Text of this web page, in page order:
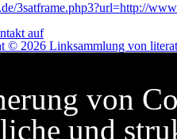
3satframe.php3?url=http://
auf
© 2026 Linksammlung von
von
und